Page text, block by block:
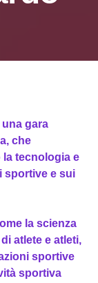
una gara
che
tecnologia e
sportive e sui
la scienza
atlete e atleti,
sportive
sportiva